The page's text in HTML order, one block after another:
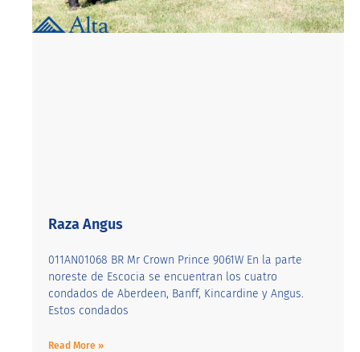
Raza Angus
011AN01068 BR Mr Crown Prince 9061W En la parte
noreste de Escocia se encuentran los cuatro
condados de Aberdeen, Banff, Kincardine y Angus.
Estos condados
Read More »